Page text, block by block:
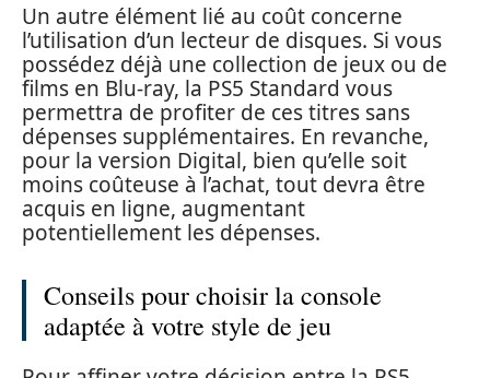
Un autre élément lié au coût concerne
l’utilisation d’un lecteur de disques. Si vous
possédez déjà une collection de jeux ou de
films en Blu-ray, la PS5 Standard vous
permettra de profiter de ces titres sans
dépenses supplémentaires. En revanche,
pour la version Digital, bien qu’elle soit
moins coûteuse à l’achat, tout devra être
acquis en ligne, augmentant
potentiellement les dépenses.
Conseils pour choisir la console
adaptée à votre style de jeu